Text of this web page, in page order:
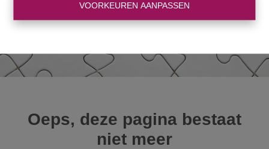
VOORKEUREN AANPASSEN
Oeps, deze pagina bestaat
niet meer